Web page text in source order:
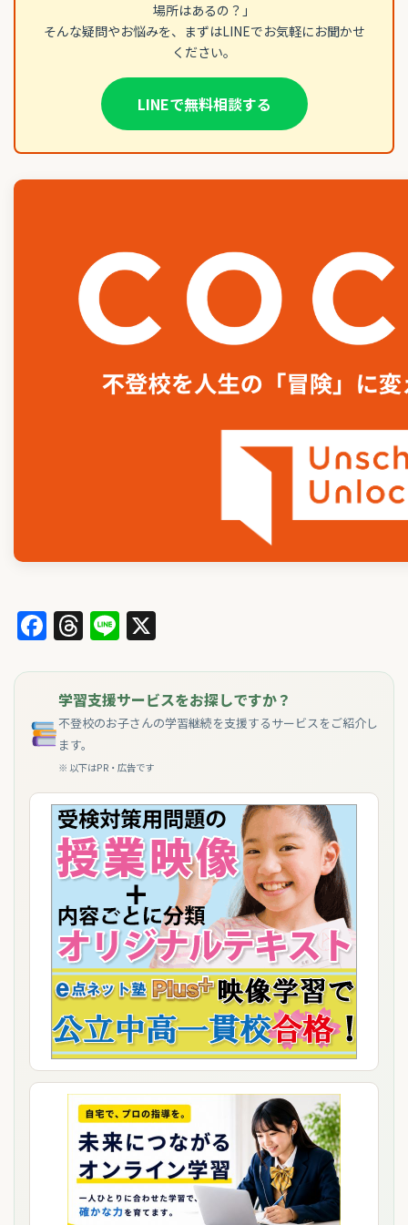
場所はあるの？」
そんな疑問やお悩みを、まずはLINEでお気軽にお聞かせ
ください。
LINEで無料相談する
Facebook
Threads
Line
学習支援サービスをお探しですか？
不登校のお子さんの学習継続を支援するサービスをご紹介し
ます。
※ 以下はPR・広告です